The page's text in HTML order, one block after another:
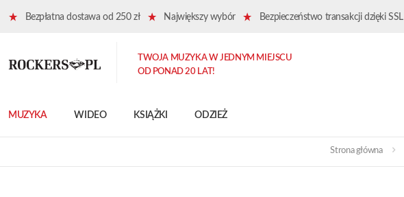
Bezpłatna dostawa od 250 zł Największy wybór Bezpieczeństwo transakcji dzięki SSL
MUZYKA WIDEO KSIĄŻKI ODZIEŻ
TWOJA MUZYKA W JEDNYM MIEJSCU
OD PONAD 20 LAT!
Strona główna